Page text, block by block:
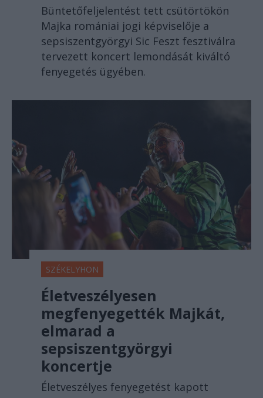
Büntetőfeljelentést tett csütörtökön
Majka romániai jogi képviselője a
sepsiszentgyörgyi Sic Feszt fesztiválra
tervezett koncert lemondását kiváltó
fenyegetés ügyében.
SZÉKELYHON
Életveszélyesen
megfenyegették Majkát,
elmarad a
sepsiszentgyörgyi
koncertje
Életveszélyes fenyegetést kapott